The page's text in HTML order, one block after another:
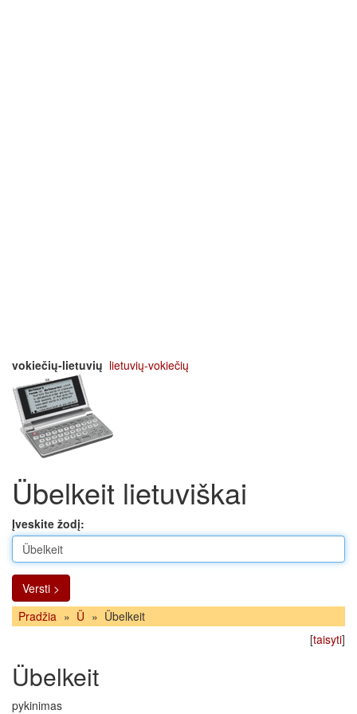
vokiečių-lietuvių lietuvių-vokiečių
Übelkeit lietuviškai
Įveskite žodį:
Versti >
Pradžia » Ü » Übelkeit
[taisyti]
Übelkeit
pykinimas